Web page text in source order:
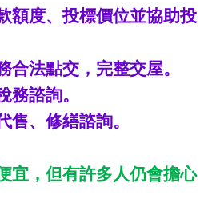
額度、投標價位並協助投
法點交，完整交屋。
諮詢。
、修繕諮詢。
宜，但有許多人仍會擔心